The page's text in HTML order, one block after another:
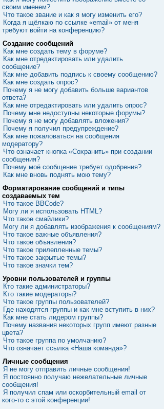
своим именем?
Что такое звание и как я могу изменить его?
Когда я щёлкаю по ссылке «email» от меня
требуют войти на конференцию?
Создание сообщений
Как мне создать тему в форуме?
Как мне отредактировать или удалить
сообщение?
Как мне добавить подпись к своему сообщению?
Как мне создать опрос?
Почему я не могу добавить больше вариантов
ответа?
Как мне отредактировать или удалить опрос?
Почему мне недоступны некоторые форумы?
Почему я не могу добавлять вложения?
Почему я получил предупреждение?
Как мне пожаловаться на сообщения
модератору?
Что означает кнопка «Сохранить» при создании
сообщения?
Почему моё сообщение требует одобрения?
Как мне вновь поднять мою тему?
Форматирование сообщений и типы
создаваемых тем
Что такое BBCode?
Могу ли я использовать HTML?
Что такое смайлики?
Могу ли я добавлять изображения к сообщениям?
Что такое важные объявления?
Что такое объявления?
Что такое прилепленные темы?
Что такое закрытые темы?
Что такое значки тем?
Уровни пользователей и группы
Кто такие администраторы?
Кто такие модераторы?
Что такое группы пользователей?
Где находятся группы и как мне вступить в них?
Как мне стать лидером группы?
Почему названия некоторых групп имеют разные
цвета?
Что такое группа по умолчанию?
Что означает ссылка «Наша команда»?
Личные сообщения
Я не могу отправить личные сообщения!
Я постоянно получаю нежелательные личные
сообщения!
Я получил спам или оскорбительный email от
кого-то с этой конференции!